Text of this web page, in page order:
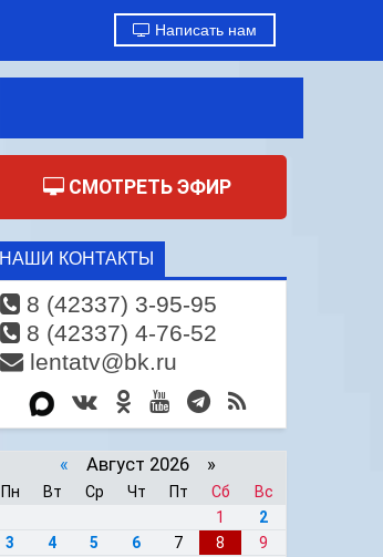
Написать нам
СМОТРЕТЬ ЭФИР
НАШИ КОНТАКТЫ
8 (42337) 3-95-95
8 (42337) 4-76-52
lentatv@bk.ru
« Август 2026 »
Пн Вт Ср Чт Пт Сб
Вс
1
2
3
4 5 6 7 8
9